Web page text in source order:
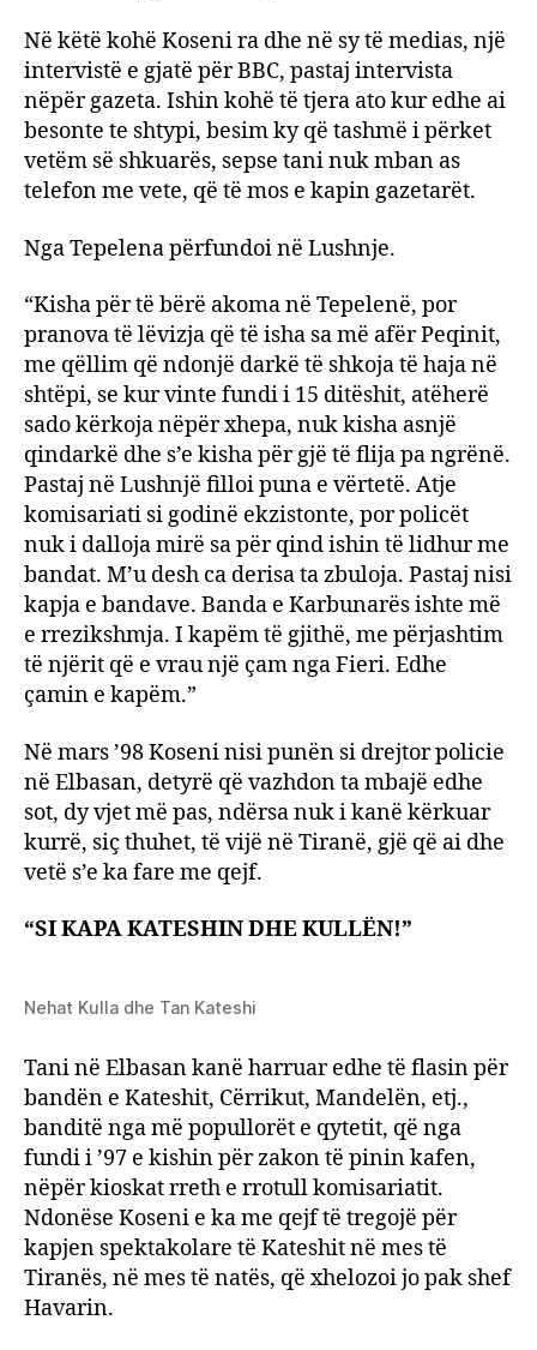
Në këtë kohë Koseni ra dhe në sy të medias, një
intervistë e gjatë për BBC, pastaj intervista
nëpër gazeta. Ishin kohë të tjera ato kur edhe ai
besonte te shtypi, besim ky që tashmë i përket
vetëm së shkuarës, sepse tani nuk mban as
telefon me vete, që të mos e kapin gazetarët.
Nga Tepelena përfundoi në Lushnje.
“Kisha për të bërë akoma në Tepelenë, por
pranova të lëvizja që të isha sa më afër Peqinit,
me qëllim që ndonjë darkë të shkoja të haja në
shtëpi, se kur vinte fundi i 15 ditëshit, atëherë
sado kërkoja nëpër xhepa, nuk kisha asnjë
qindarkë dhe s’e kisha për gjë të flija pa ngrënë.
Pastaj në Lushnjë filloi puna e vërtetë. Atje
komisariati si godinë ekzistonte, por policët
nuk i dalloja mirë sa për qind ishin të lidhur me
bandat. M’u desh ca derisa ta zbuloja. Pastaj nisi
kapja e bandave. Banda e Karbunarës ishte më
e rrezikshmja. I kapëm të gjithë, me përjashtim
të njërit që e vrau një çam nga Fieri. Edhe
çamin e kapëm.”
Në mars ’98 Koseni nisi punën si drejtor policie
në Elbasan, detyrë që vazhdon ta mbajë edhe
sot, dy vjet më pas, ndërsa nuk i kanë kërkuar
kurrë, siç thuhet, të vijë në Tiranë, gjë që ai dhe
vetë s’e ka fare me qejf.
“SI KAPA KATESHIN DHE KULLËN!”
Nehat Kulla dhe Tan Kateshi
Tani në Elbasan kanë harruar edhe të flasin për
bandën e Kateshit, Cërrikut, Mandelën, etj.,
banditë nga më popullorët e qytetit, që nga
fundi i ’97 e kishin për zakon të pinin kafen,
nëpër kioskat rreth e rrotull komisariatit.
Ndonëse Koseni e ka me qejf të tregojë për
kapjen spektakolare të Kateshit në mes të
Tiranës, në mes të natës, që xhelozoi jo pak shef
Havarin.